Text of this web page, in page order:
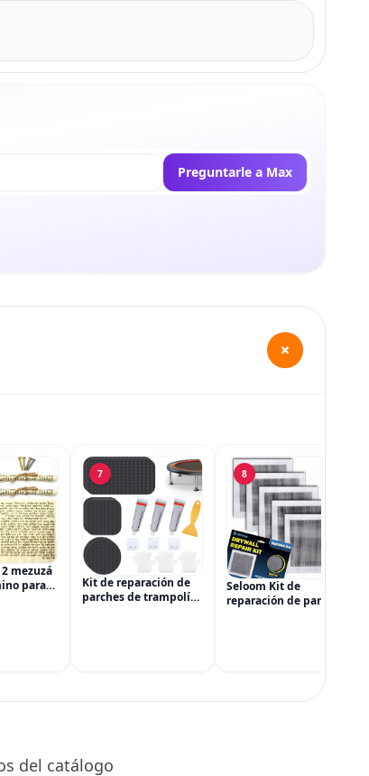
Preguntarle a Max
+
mezuzá
para
7
Kit de reparación de
parches de trampolín
8
Seloom Kit de
reparación de paneles
del catálogo